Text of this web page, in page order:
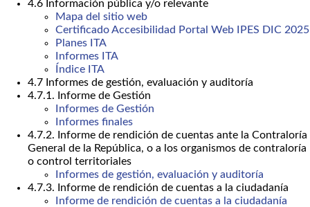
4.6 Información pública y/o relevante
Mapa del sitio web
Certificado Accesibilidad Portal Web IPES DIC 2025
Planes ITA
Informes ITA
Índice ITA
4.7 Informes de gestión, evaluación y auditoría
4.7.1. Informe de Gestión
Informes de Gestión
Informes finales
4.7.2. Informe de rendición de cuentas ante la Contraloría
General de la República, o a los organismos de contraloría
o control territoriales
Informes de gestión, evaluación y auditoría
4.7.3. Informe de rendición de cuentas a la ciudadanía
Informe de rendición de cuentas a la ciudadanía